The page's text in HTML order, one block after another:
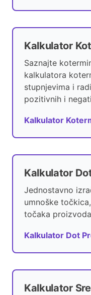
Kalkulator
Saznajte
kalkulatora
stupnjevima i
pozitivnih i
Kalkulator
Kalkulator
Jednostavno
umnoške
točaka
Kalkulator Dot
Kalkulator